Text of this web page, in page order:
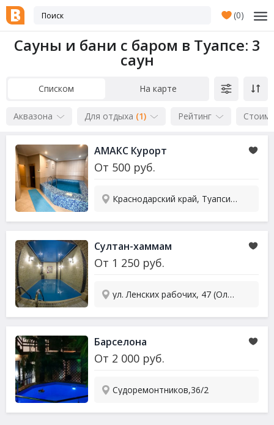
(0)
Сауны и бани с баром в Туапсе: 3
саун
Списком На карте
Аквазона Для отдыха (1) Рейтинг
АМАКС Курорт
От 500 руб.
Краснодарский край, Туапсинский р-он, Ольгинка, ул. Приморская, 18А
Султан-хаммам
От 1 250 руб.
ул. Ленских рабочих, 47 (Олимп)
Барселона
От 2 000 руб.
Судоремонтников,36/2